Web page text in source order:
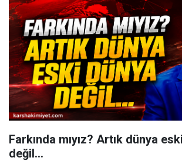
Farkında mıyız? Artık dünya
değil...